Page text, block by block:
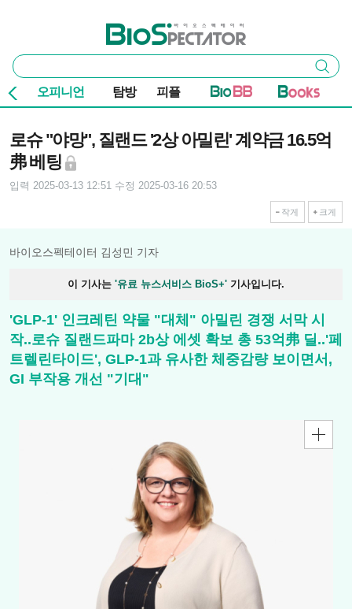
바이오스펙테이터
통
합
검
색
검색
오피니언 탐방 피플
로슈 "야망", 질랜드 '2상 아밀린' 계약금 16.5억
弗 베팅
입력 2025-03-13 12:51 수정 2025-03-16 20:53
작게 크게
바이오스펙테이터 김성민 기자
이 기사는 '유료 뉴스서비스 BioS+' 기사입니다.
'GLP-1' 인크레틴 약물 "대체" 아밀린 경쟁 서막 시
작..로슈 질랜드파마 2b상 에셋 확보 총 53억弗 딜..'페
트렐린타이드', GLP-1과 유사한 체중감량 보이면서,
GI 부작용 개선 "기대"